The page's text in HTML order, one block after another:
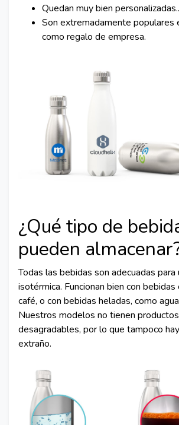
Quedan muy bien personalizadas..
Son extremadamente populares
como regalo de empresa.
¿Qué tipo de
pueden
Todas las bebidas son adecuadas
isotérmica. Funcionan bien con
café, o con bebidas heladas, como
Nuestros modelos no tienen
desagradables, por lo que tampoco
extraño.